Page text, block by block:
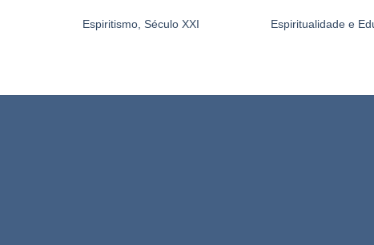
Espiritismo, Século XXI Espiritualidade e